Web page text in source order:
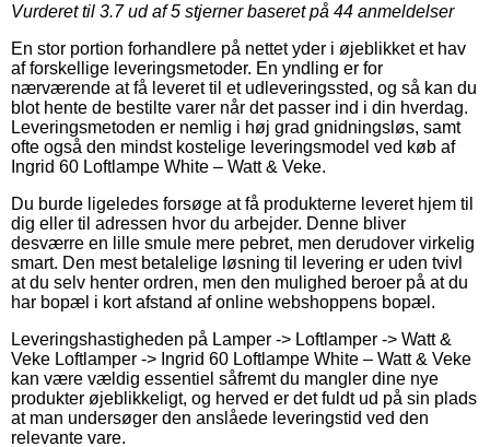
Vurderet til 3.7ud af 5 stjerner baseret på 44 anmeldelser
En stor portion forhandlere på nettet yder i øjeblikket et hav
af forskellige leveringsmetoder. En yndling er for
nærværende at få leveret til et udleveringssted, og så kan du
blot hente de bestilte varer når det passer ind i din hverdag.
Leveringsmetoden er nemlig i høj grad gnidningsløs, samt
ofte også den mindst kostelige leveringsmodel ved køb af
Ingrid 60 Loftlampe White – Watt & Veke.
Du burde ligeledes forsøge at få produkterne leveret hjem til
dig eller til adressen hvor du arbejder. Denne bliver
desværre en lille smule mere pebret, men derudover virkelig
smart. Den mest betalelige løsning til levering er uden tvivl
at du selv henter ordren, men den mulighed beroer på at du
har bopæl i kort afstand af online webshoppens bopæl.
Leveringshastigheden på Lamper -> Loftlamper -> Watt &
Veke Loftlamper -> Ingrid 60 Loftlampe White – Watt & Veke
kan være vældig essentiel såfremt du mangler dine nye
produkter øjeblikkeligt, og herved er det fuldt ud på sin plads
at man undersøger den anslåede leveringstid ved den
relevante vare.